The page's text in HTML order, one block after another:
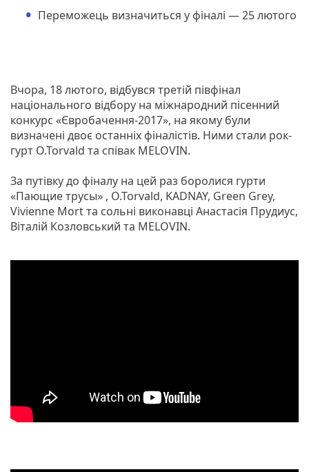
Переможець визначиться у фіналі — 25 лютого
Вчора, 18 лютого, відбувся третій півфінал
національного відбору на міжнародний пісенний
конкурс «Євробачення-2017», на якому були
визначені двоє останніх фіналістів. Ними стали рок-
гурт O.Torvald та співак MELOVIN.
За путівку до фіналу на цей раз боролися гурти
«Пающие трусы» , O.Torvald, KADNAY, Green Grey,
Vivienne Mort та сольні виконавці Анастасія Прудиус,
Віталій Козловський та MELOVIN.